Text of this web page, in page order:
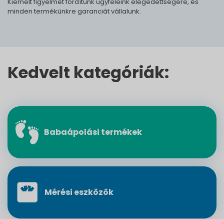
minden termékünkre garanciát vállalunk.
Kedvelt kategóriák:
Babaápolási termékek
Mérési eszközök